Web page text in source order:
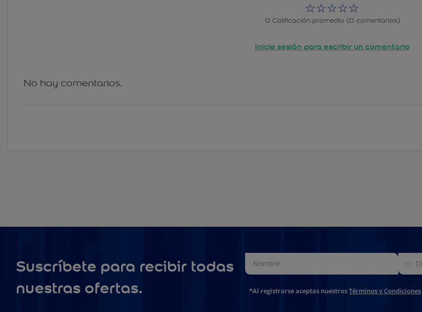
☆☆☆☆☆
0 Calificación promedio (0 comentarios)
No hay comentarios.
Suscríbete para recibir todas
nuestras ofertas.
*Al registrarse aceptas nuestrosTérminos y Condiciones